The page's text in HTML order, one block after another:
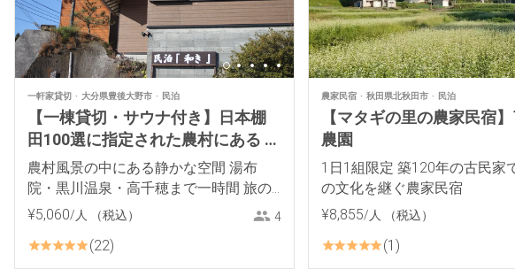
一軒家貸切 大分県豊後大野市 民泊
【一棟貸切・サウナ付き】日本棚
田100選に指定された農村にある 民
泊 和き
農村風景の中にある静かな空間 湯布
院・黒川温泉・高千穂まで一時間 旅の
拠点やワーケーションにも最適です
¥5,060/人 （税込） 4
22
農家民宿 秋田県北秋田市 民泊
【マタギの里の農家民宿
農園
1日1組限定 築120年の古民家
の文化を継ぐ農家民宿
¥8,855/人 （税込）
1